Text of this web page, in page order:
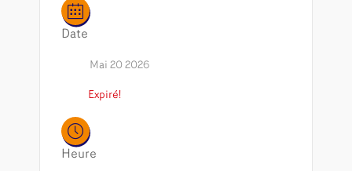
Date
Mai 20 2026
Expiré!
Heure